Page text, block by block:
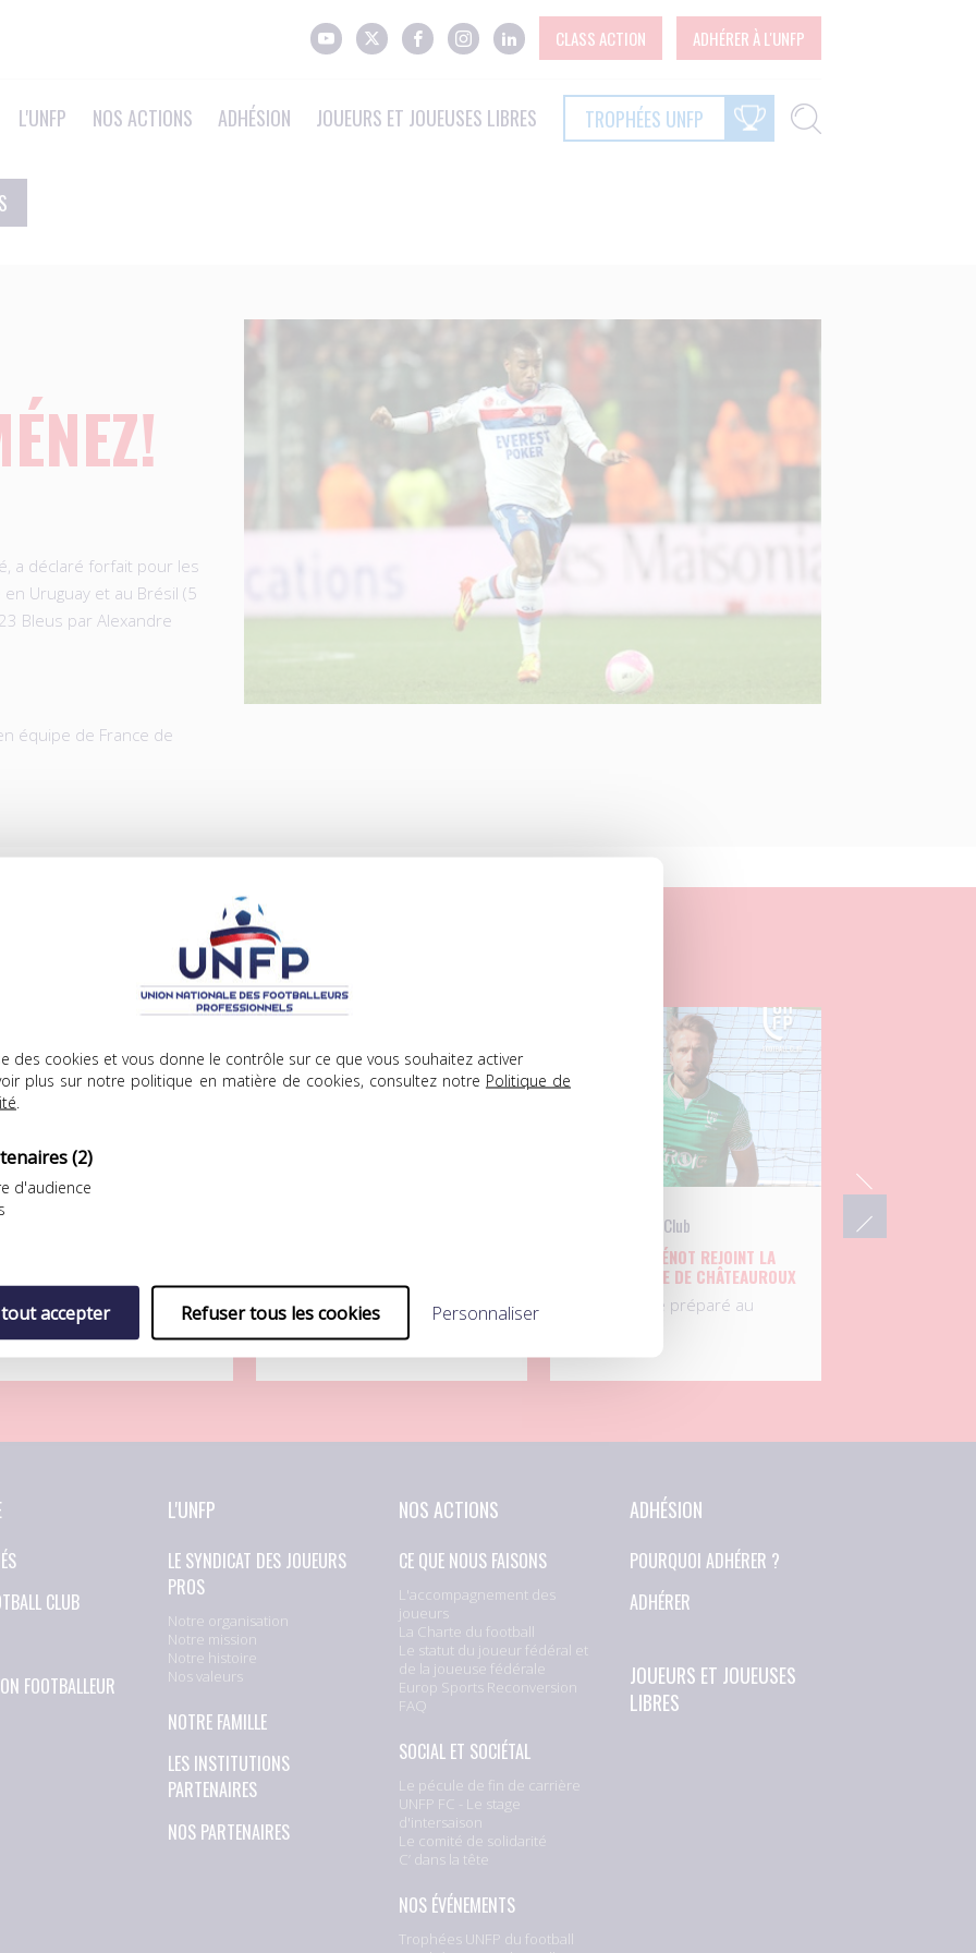
des cookies et vous donne le contrôle sur ce que vous souhaitez activer
plus sur notre politique en matière de cookies, consultez notre Politique de
(2)
d'audience
accepter Refuser tous les cookies Personnaliser
CLASS ACTION ADHÉRER À L'UNFP
L'UNFP NOS ACTIONS ADHÉSION JOUEURS ET JOUEUSES LIBRES TROPHÉES UNFP
a déclaré forfait pour les
Uruguay et au Brésil (5
Bleus par Alexandre
équipe de France de
attaquant
aujourd’hui
LORIENT
Septième match de
préparation pour…
UNFP Football Club
SÉBASTIEN RÉNOT REJOINT LA
BERRICHONNE DE CHÂTEAUROUX
Après s’être préparé au
CLUB
FOOTBALLEUR
L'UNFP
LE SYNDICAT DES JOUEURS
PROS
Notre organisation
Notre mission
Notre histoire
Nos valeurs
NOTRE FAMILLE
LES INSTITUTIONS
PARTENAIRES
NOS PARTENAIRES
NOS ACTIONS
CE QUE NOUS FAISONS
L'accompagnement des
joueurs
La Charte du football
Le statut du joueur fédéral et
de la joueuse fédérale
Europ Sports Reconversion
FAQ
SOCIAL ET SOCIÉTAL
Le pécule de fin de carrière
UNFP FC - Le stage
d'intersaison
Le comité de solidarité
C’ dans la tête
NOS ÉVÉNEMENTS
Trophées UNFP du football
ADHÉSION
POURQUOI ADHÉRER ?
ADHÉRER
JOUEURS ET JOUEUSES
LIBRES